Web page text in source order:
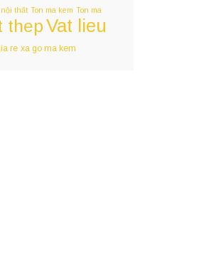
thất Ton ma kem Ton ma
thepVat lieu
re xa go ma kem